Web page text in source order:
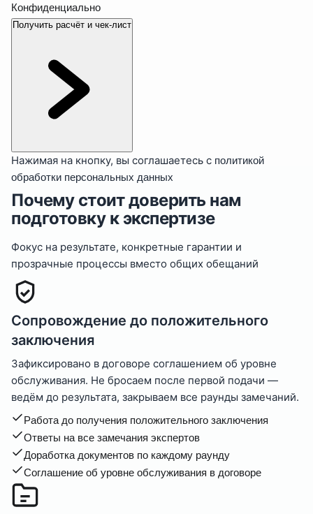
Конфиденциально
Получить расчёт и чек-лист
Нажимая на кнопку, вы соглашаетесь с политикой
обработки персональных данных
Почему стоит доверить нам
подготовку к экспертизе
Фокус на результате, конкретные гарантии и
прозрачные процессы вместо общих обещаний
Сопровождение до положительного
заключения
Зафиксировано в договоре соглашением об уровне
обслуживания. Не бросаем после первой подачи —
ведём до результата, закрываем все раунды замечаний.
Работа до получения положительного заключения
Ответы на все замечания экспертов
Доработка документов по каждому раунду
Соглашение об уровне обслуживания в договоре